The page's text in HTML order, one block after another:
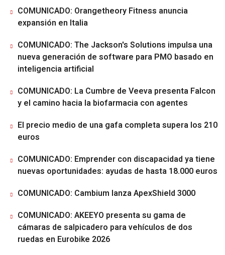
COMUNICADO: Orangetheory Fitness anuncia
expansión en Italia
COMUNICADO: The Jackson's Solutions impulsa una
nueva generación de software para PMO basado en
inteligencia artificial
COMUNICADO: La Cumbre de Veeva presenta Falcon
y el camino hacia la biofarmacia con agentes
El precio medio de una gafa completa supera los 210
euros
COMUNICADO: Emprender con discapacidad ya tiene
nuevas oportunidades: ayudas de hasta 18.000 euros
COMUNICADO: Cambium lanza ApexShield 3000
COMUNICADO: AKEEYO presenta su gama de
cámaras de salpicadero para vehículos de dos
ruedas en Eurobike 2026